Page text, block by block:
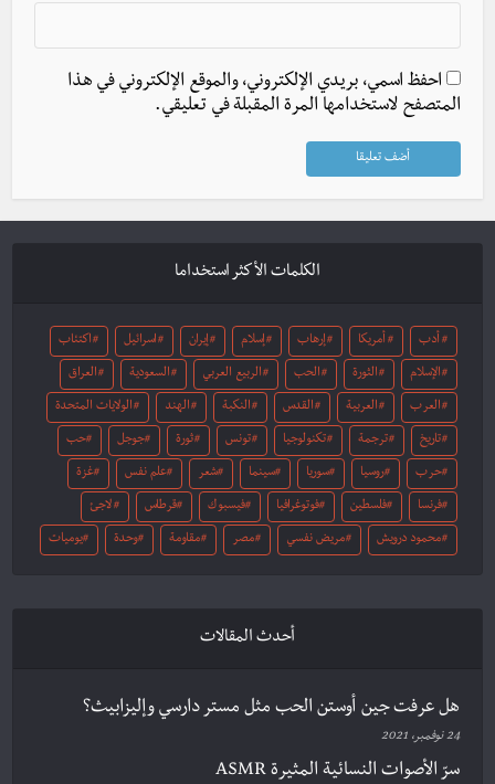
احفظ اسمي، بريدي الإلكتروني، والموقع الإلكتروني في هذا
المتصفح لاستخدامها المرة المقبلة في تعليقي.
الكلمات الأكثر استخداما
أدب أمريكا إرهاب إسلام إيران اسرائيل اكتئاب
الإسلام الثورة الحب الربيع العربي السعودية العراق
العرب العربية القدس النكبة الهند الولايات المتحدة
تاريخ ترجمة تكنولوجيا تونس ثورة جوجل حب
حرب روسيا سوريا سينما شعر علم نفس غزة
فرنسا فلسطين فوتوغرافيا فيسبوك قرطاس لاجئ
محمود درويش مريض نفسي مصر مقاومة وحدة يوميات
أحدث المقالات
هل عرفت جين أوستن الحب مثل مستر دارسي وإليزابيث؟
24 نوفمبر، 2021
سرّ الأصوات النسائية المثيرة ASMR